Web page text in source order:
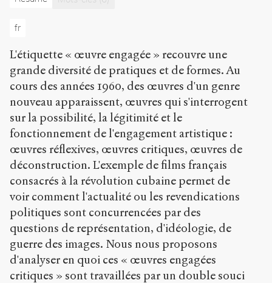
/
/
e
n
s
-
u
b
l
c
.
o
g
/
a
fr
L'étiquette « œuvre engagée » recouvre une
grande diversité de pratiques et de formes. Au
cours des années 1960, des œuvres d'un genre
nouveau apparaissent, œuvres qui s'interrogent
sur la possibilité, la légitimité et le
fonctionnement de l'engagement artistique :
œuvres réflexives, œuvres critiques, œuvres de
déconstruction. L'exemple de films français
consacrés à la révolution cubaine permet de
voir comment l'actualité ou les revendications
politiques sont concurrencées par des
questions de représentation, d'idéologie, de
guerre des images. Nous nous proposons
d'analyser en quoi ces « œuvres engagées
critiques » sont travaillées par un double souci